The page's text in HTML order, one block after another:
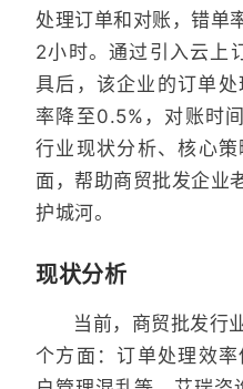
处理订单和对账，错单
2小时。通过引入云上
具后，该企业的订单
率降至0.5%，对账时
行业现状分析、核心
面，帮助商贸批发企业
护城河。
现状分析
当前，商贸批发行
个方面：订单处理效